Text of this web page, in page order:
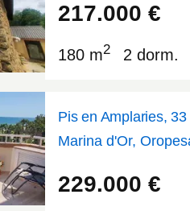
217.000 €
180 m2 2 dorm.
Pis en Amplaries, 33
Marina d'Or,
229.000 €